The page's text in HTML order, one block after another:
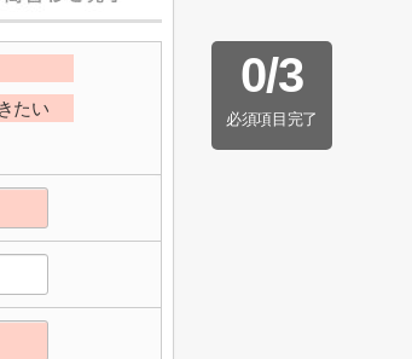
0/3
必須項目完了
たい